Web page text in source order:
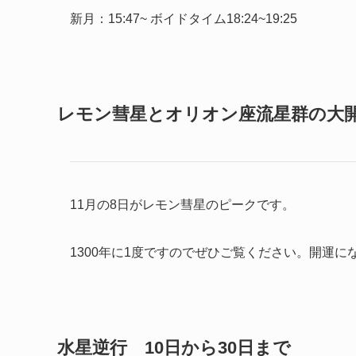
新月：15:47~ ボイドタイム18:24~19:25
レモン彗星とオリオン座流星群の大
11月の8日がレモン彗星のピークです。
1300年に1度ですのでぜひご覧ください。開運に
水星逆行 10日から30日まで